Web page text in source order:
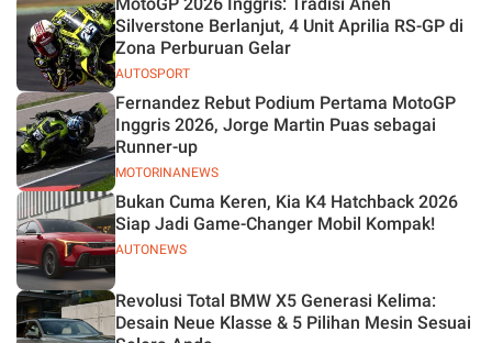
AUTOSPORT
Silverstone Berlanjut, 4 Unit Aprilia RS-GP di
Zona Perburuan Gelar
MOTORINANEWS
Fernandez Rebut Podium Pertama MotoGP
Inggris 2026, Jorge Martin Puas sebagai
Runner-up
AUTONEWS
Bukan Cuma Keren, Kia K4 Hatchback 2026
Siap Jadi Game-Changer Mobil Kompak!
Revolusi Total BMW X5 Generasi Kelima:
Desain Neue Klasse & 5 Pilihan Mesin Sesuai